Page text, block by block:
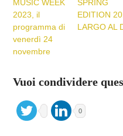
MUSIC WEEK
2023, il
programma di
venerdì 24
novembre
SPRING
EDITION
LARGO AL
Vuoi condividere
0